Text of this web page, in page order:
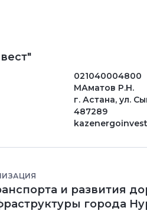
021040004800
МАматов Р.Н.
г. Астана, ул.
487289
и развития
города